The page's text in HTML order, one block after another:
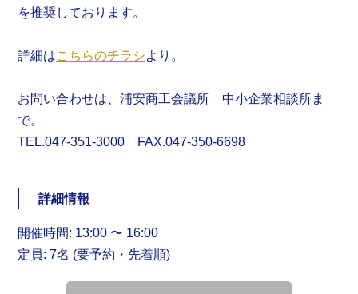
を推奨しております。
詳細はこちらのチラシより。
お問い合わせは、浦安商工会議所 中小企業相談所ま
で。
TEL.047-351-3000 FAX.047-350-6698
詳細情報
開催時間: 13:00 〜 16:00
定員: 7名 (要予約・先着順)